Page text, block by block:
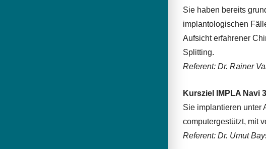
Sie haben bereits
implantologischen
Aufsicht erfahrener
Splitting.
Referent: Dr. Rainer
Kursziel IMPLA Navi
Sie implantieren unter
computergestützt, mit
Referent: Dr. Umut